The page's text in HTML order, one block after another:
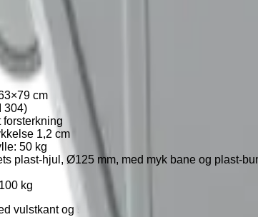
cm
304)
forsterkning
1,2 cm
50 kg
plast-hjul, Ø125 mm, med myk bane og plast-
kg
vulstkant og store hjul